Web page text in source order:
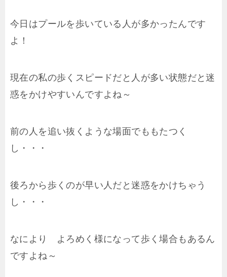
今日はプールを歩いている人が多かったんです
よ！
現在の私の歩くスピードだと人が多い状態だと迷
惑をかけやすいんですよね～
前の人を追い抜くような場面でももたつく
し・・・
後ろから歩くのが早い人だと迷惑をかけちゃう
し・・・
なにより よろめく様になって歩く場合もあるん
ですよね～